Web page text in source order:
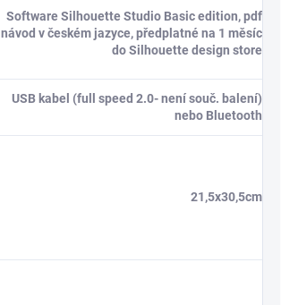
Software Silhouette Studio Basic edition, pdf
návod v českém jazyce, předplatné na 1 měsíc
do Silhouette design store
USB kabel (full speed 2.0- není souč. balení)
nebo Bluetooth
21,5x30,5cm